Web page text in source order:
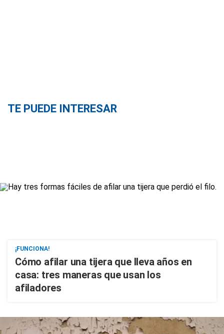
TE PUEDE INTERESAR
¡FUNCIONA!
Cómo afilar una tijera que lleva años en
casa: tres maneras que usan los
afiladores